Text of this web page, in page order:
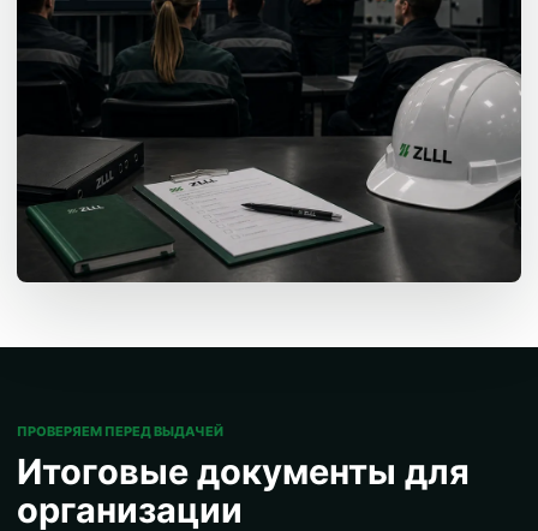
ПРОВЕРЯЕМ ПЕРЕД ВЫДАЧЕЙ
Итоговые документы для
организации